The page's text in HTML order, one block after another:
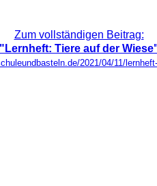
Zum vollständigen Beitrag:
"Lernheft: Tiere auf der
2021/04/11/